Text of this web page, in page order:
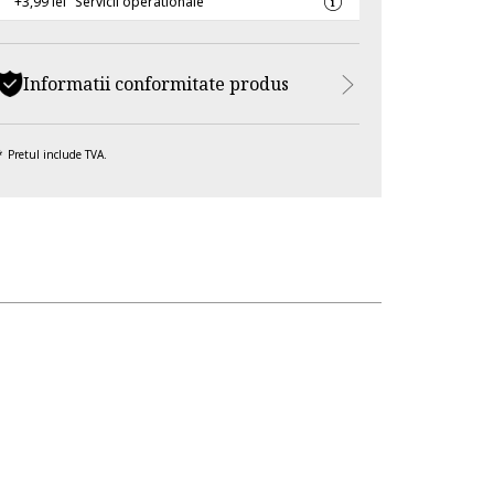
Informatii conformitate produs
Pretul include TVA.